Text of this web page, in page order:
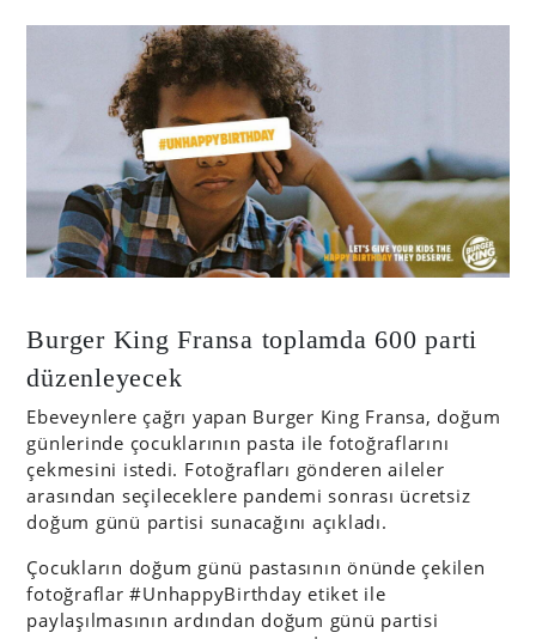
Burger King Fransa toplamda 600 parti
düzenleyecek
Ebeveynlere çağrı yapan Burger King Fransa, doğum
günlerinde çocuklarının pasta ile fotoğraflarını
çekmesini istedi. Fotoğrafları gönderen aileler
arasından seçileceklere pandemi sonrası ücretsiz
doğum günü partisi sunacağını açıkladı.
Çocukların doğum günü pastasının önünde çekilen
fotoğraflar #UnhappyBirthday etiket ile
paylaşılmasının ardından doğum günü partisi